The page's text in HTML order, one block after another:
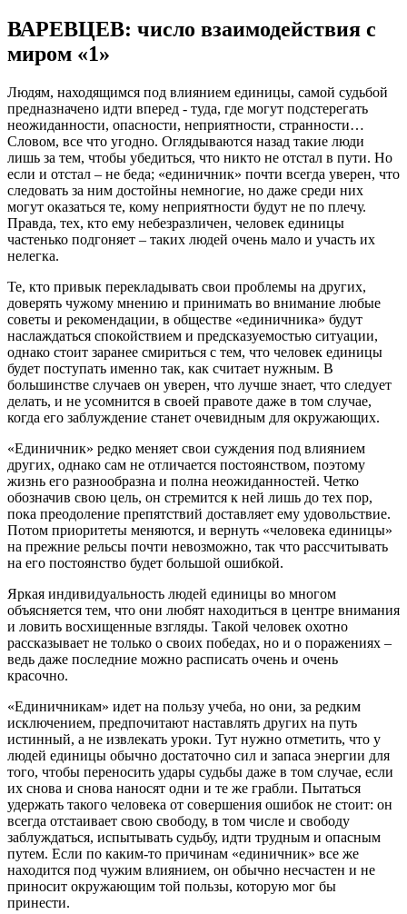
ВАРЕВЦЕВ: число взаимодействия с
миром «1»
Людям, находящимся под влиянием единицы, самой судьбой
предназначено идти вперед - туда, где могут подстерегать
неожиданности, опасности, неприятности, странности…
Словом, все что угодно. Оглядываются назад такие люди
лишь за тем, чтобы убедиться, что никто не отстал в пути. Но
если и отстал – не беда; «единичник» почти всегда уверен, что
следовать за ним достойны немногие, но даже среди них
могут оказаться те, кому неприятности будут не по плечу.
Правда, тех, кто ему небезразличен, человек единицы
частенько подгоняет – таких людей очень мало и участь их
нелегка.
Те, кто привык перекладывать свои проблемы на других,
доверять чужому мнению и принимать во внимание любые
советы и рекомендации, в обществе «единичника» будут
наслаждаться спокойствием и предсказуемостью ситуации,
однако стоит заранее смириться с тем, что человек единицы
будет поступать именно так, как считает нужным. В
большинстве случаев он уверен, что лучше знает, что следует
делать, и не усомнится в своей правоте даже в том случае,
когда его заблуждение станет очевидным для окружающих.
«Единичник» редко меняет свои суждения под влиянием
других, однако сам не отличается постоянством, поэтому
жизнь его разнообразна и полна неожиданностей. Четко
обозначив свою цель, он стремится к ней лишь до тех пор,
пока преодоление препятствий доставляет ему удовольствие.
Потом приоритеты меняются, и вернуть «человека единицы»
на прежние рельсы почти невозможно, так что рассчитывать
на его постоянство будет большой ошибкой.
Яркая индивидуальность людей единицы во многом
объясняется тем, что они любят находиться в центре внимания
и ловить восхищенные взгляды. Такой человек охотно
рассказывает не только о своих победах, но и о поражениях –
ведь даже последние можно расписать очень и очень
красочно.
«Единичникам» идет на пользу учеба, но они, за редким
исключением, предпочитают наставлять других на путь
истинный, а не извлекать уроки. Тут нужно отметить, что у
людей единицы обычно достаточно сил и запаса энергии для
того, чтобы переносить удары судьбы даже в том случае, если
их снова и снова наносят одни и те же грабли. Пытаться
удержать такого человека от совершения ошибок не стоит: он
всегда отстаивает свою свободу, в том числе и свободу
заблуждаться, испытывать судьбу, идти трудным и опасным
путем. Если по каким-то причинам «единичник» все же
находится под чужим влиянием, он обычно несчастен и не
приносит окружающим той пользы, которую мог бы
принести.